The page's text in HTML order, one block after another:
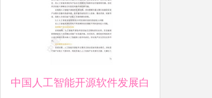
中国人工智能开源软件发展白